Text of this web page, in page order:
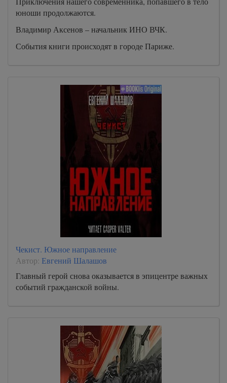
юноши продолжаются.
Владимир Аксенов – начальник ИНО ВЧК.
События книги происходят в городе Париже.
Чекист. Южное направление
Автор: Евгений Шалашов
Главный герой снова оказывается в эпицентре важных
событий гражданской войны.